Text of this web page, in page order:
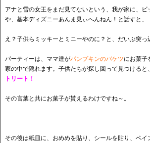
アナと雪の女王をまだ見てないという、我が家に、
や、基本ディズニーあんま見ぃへんねん！と話すと、
え？子供らミッキーとミニーやのに？と、だいぶ突っ
パーティーは、ママ達がパンプキンのバケツにお菓子
家の中で隠れます。子供たちが探し回って見つけると
トリート！
その言葉と共にお菓子が貰えるわけですね～。
その後は紙皿に、おめめを貼り、シールを貼り、ペイ